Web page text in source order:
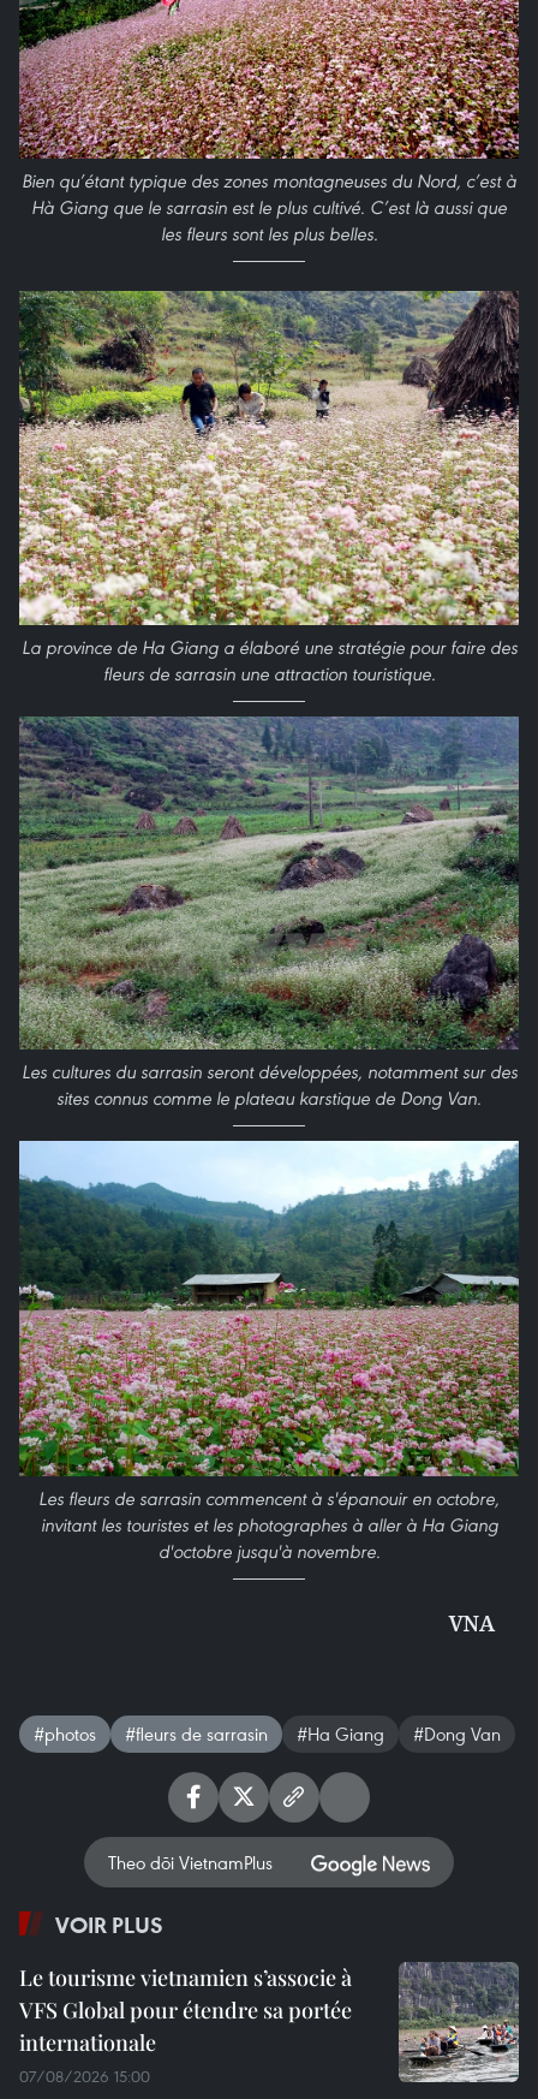
Bien qu’étant typique des zones montagneuses du Nord, c’est à
Hà Giang que le sarrasin est le plus cultivé. C’est là aussi que
les fleurs sont les plus belles.
La province de Ha Giang a élaboré une stratégie pour faire des
fleurs de sarrasin une attraction touristique.
Les cultures du sarrasin ​seront développées, notamment sur des
sites connus comme le plateau karstique de Dong Van.
Les fleurs de sarrasin commencent à s'épanouir en octobre,
invitant les touristes et les photographes à aller à Ha Giang
d'octobre jusqu'à novembre.
VNA
#photos #fleurs de sarrasin #Ha Giang #Dong Van
Theo dõi VietnamPlus
VOIR PLUS
Le tourisme vietnamien s’associe à
VFS Global pour étendre sa portée
internationale
07/08/2026 15:00